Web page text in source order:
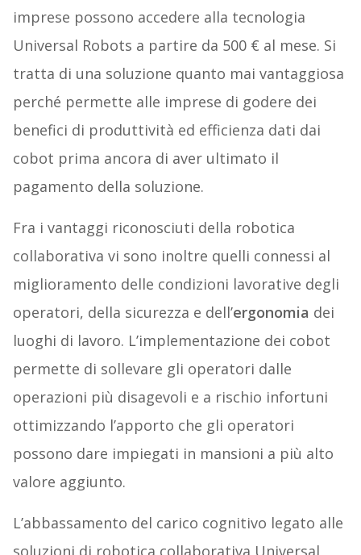
imprese possono accedere alla tecnologia
Universal Robots a partire da 500 € al mese. Si
tratta di una soluzione quanto mai vantaggiosa
perché permette alle imprese di godere dei
benefici di produttività ed efficienza dati dai
cobot prima ancora di aver ultimato il
pagamento della soluzione.
Fra i vantaggi riconosciuti della robotica
collaborativa vi sono inoltre quelli connessi al
miglioramento delle condizioni lavorative degli
operatori, della sicurezza e dell’ergonomia dei
luoghi di lavoro. L’implementazione dei cobot
permette di sollevare gli operatori dalle
operazioni più disagevoli e a rischio infortuni
ottimizzando l’apporto che gli operatori
possono dare impiegati in mansioni a più alto
valore aggiunto.
L’abbassamento del carico cognitivo legato alle